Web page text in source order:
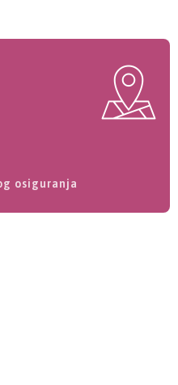
osiguranja